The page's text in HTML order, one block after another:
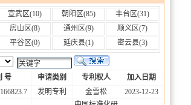
宣武区(10) 朝阳区(85) 丰台区(31)
房山区(8) 通州区(9) 顺义区(7)
平谷区(0) 延庆县(1) 密云县(3)
号 申请类别 专利权人
加入日期
发明专利 金雪松 2023-12-23